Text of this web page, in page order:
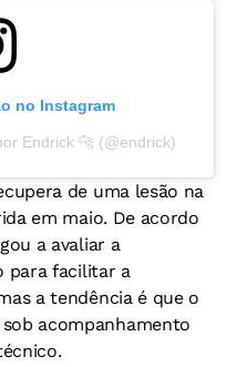
no Instagram
Endrick 🐆 (@endrick)
de uma lesão na
em maio. De acordo
a avaliar a
para facilitar a
a tendência é que o
acompanhamento